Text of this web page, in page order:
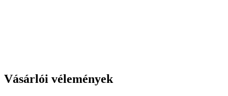
Vásárlói vélemények